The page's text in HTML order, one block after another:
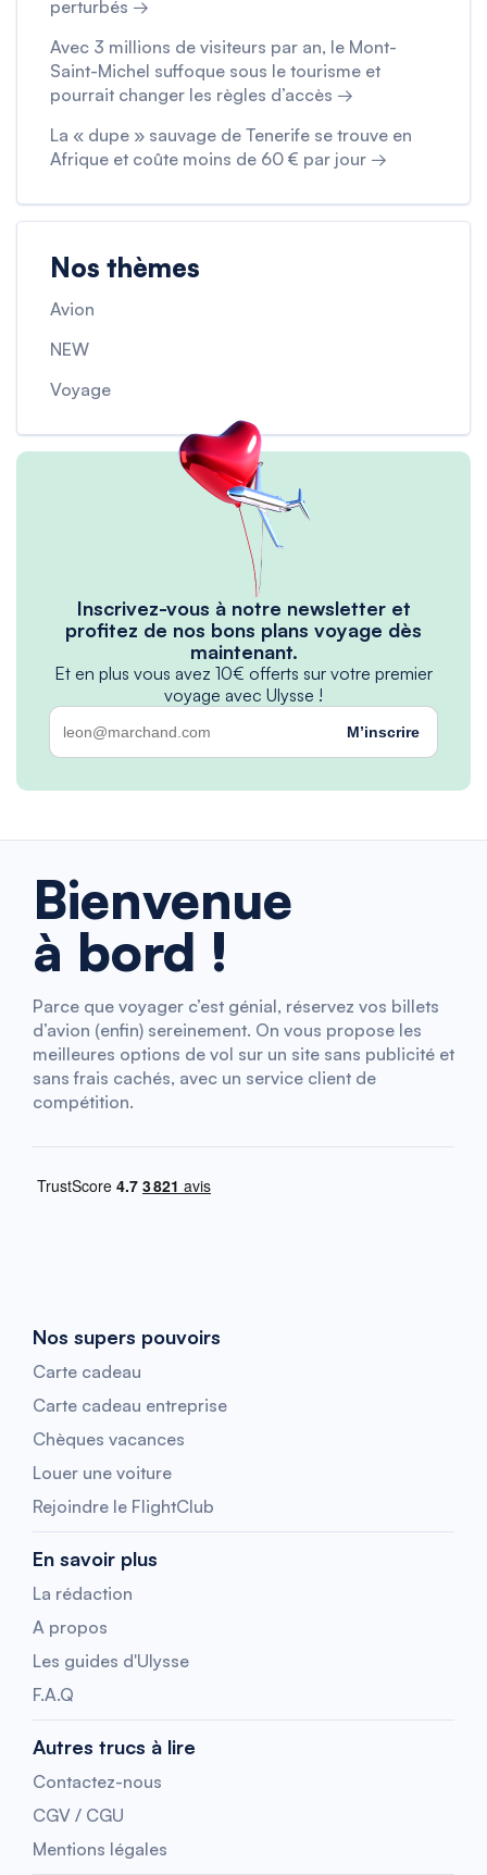
perturbés →
Avec 3 millions de visiteurs par an, le Mont-
Saint-Michel suffoque sous le tourisme et
pourrait changer les règles d’accès →
La « dupe » sauvage de Tenerife se trouve en
Afrique et coûte moins de 60 € par jour →
Nos thèmes
Avion
NEW
Voyage
Inscrivez-vous à notre newsletter et
profitez de nos bons plans voyage dès
maintenant.
Et en plus vous avez 10€ offerts sur votre premier
voyage avec Ulysse !
M’inscrire
Bienvenue
à bord !
Parce que voyager c’est génial, réservez vos billets
d’avion (enfin) sereinement. On vous propose les
meilleures options de vol sur un site sans publicité et
sans frais cachés, avec un service client de
compétition.
Nos supers pouvoirs
Carte cadeau
Carte cadeau entreprise
Chèques vacances
Louer une voiture
Rejoindre le FlightClub
En savoir plus
La rédaction
A propos
Les guides d'Ulysse
F.A.Q
Autres trucs à lire
Contactez-nous
CGV / CGU
Mentions légales